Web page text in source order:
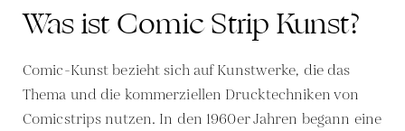
Was ist Comic Strip Kunst?
Comic-Kunst bezieht sich auf Kunstwerke, die das
Thema und die kommerziellen Drucktechniken von
Comicstrips nutzen. In den 1960er Jahren begann eine